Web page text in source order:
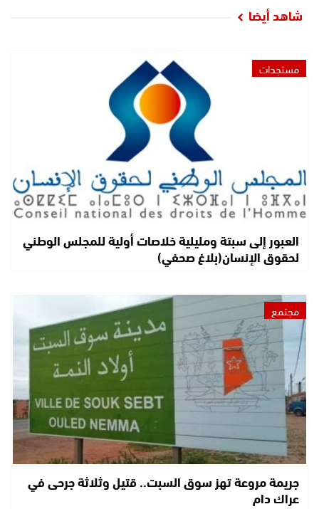
شاهد أيضا
مستجدات
العبور إلى سبتة ومليلية خلاصات أولية للمجلس الوطني
لحقوق الإنسان(بلاغ صحفي)
مجتمع
جريمة مروعة تهز سوق السبت.. قتيل وثلاثة جرحى في
عراك دام